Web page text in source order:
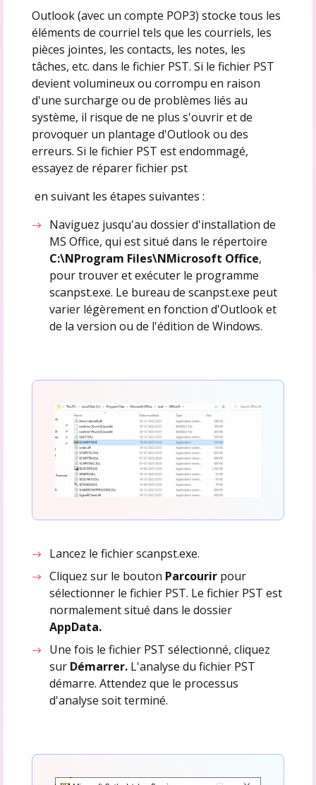
Outlook (avec un compte POP3) stocke tous les
éléments de courriel tels que les courriels, les
pièces jointes, les contacts, les notes, les
tâches, etc. dans le fichier PST. Si le fichier PST
devient volumineux ou corrompu en raison
d'une surcharge ou de problèmes liés au
système, il risque de ne plus s'ouvrir et de
provoquer un plantage d'Outlook ou des
erreurs. Si le fichier PST est endommagé,
essayez de réparer fichier pst
en suivant les étapes suivantes :
Naviguez jusqu'au dossier d'installation de
MS Office, qui est situé dans le répertoire
C:\NProgram Files\NMicrosoft Office,
pour trouver et exécuter le programme
scanpst.exe. Le bureau de scanpst.exe peut
varier légèrement en fonction d'Outlook et
de la version ou de l'édition de Windows.
Lancez le fichier scanpst.exe.
Cliquez sur le bouton Parcourir pour
sélectionner le fichier PST. Le fichier PST est
normalement situé dans le dossier
AppData.
Une fois le fichier PST sélectionné, cliquez
sur Démarrer. L'analyse du fichier PST
démarre. Attendez que le processus
d'analyse soit terminé.